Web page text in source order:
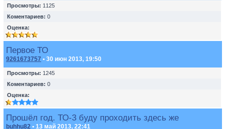
Просмотры: 1125
Коментариев: 0
Оценка:
Первое ТО
9261673757 • 30 июн 2013, 19:50
Просмотры: 1245
Коментариев: 0
Оценка:
Прошёл год. ТО-3 буду проходить здесь же
buhhu82 • 13 май 2013, 22:41